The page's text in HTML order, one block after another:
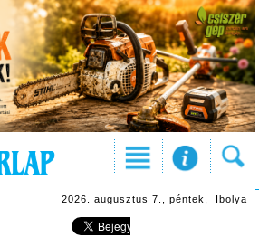
2026. augusztus 7., péntek, Ibolya